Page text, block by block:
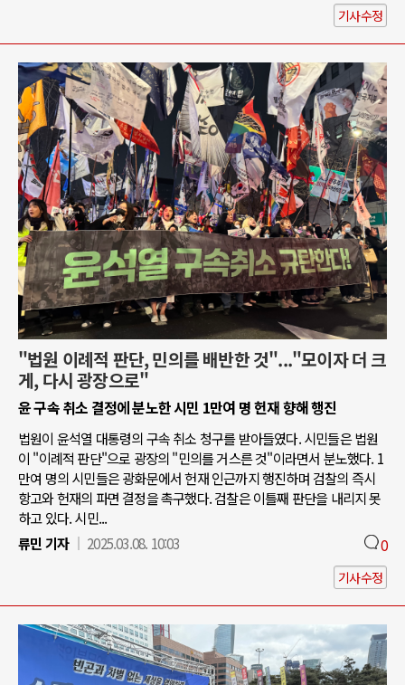
기사수정
"법원 이례적 판단, 민의를 배반한 것"..."모이자 더 크
게, 다시 광장으로"
윤 구속 취소 결정에 분노한 시민 1만여 명 헌재 향해 행진
법원이 윤석열 대통령의 구속 취소 청구를 받아들였다. 시민들은 법원
이 "이례적 판단"으로 광장의 "민의를 거스른 것"이라면서 분노했다. 1
만여 명의 시민들은 광화문에서 헌재 인근까지 행진하며 검찰의 즉시
항고와 헌재의 파면 결정을 촉구했다. 검찰은 이틀째 판단을 내리지 못
하고 있다. 시민...
류민 기자
2025.03.08. 10:03 0
기사수정